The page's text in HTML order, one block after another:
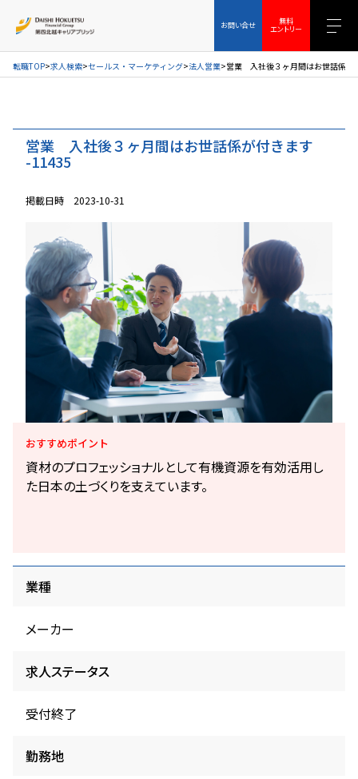
お問い合せ 無料
エントリー
お問い合せ 無料エントリー
転職TOP 求人検索 セールス・マーケティング 法人営業 営業 入社後３ヶ月間はお世話係が
営業 入社後３ヶ月間はお世話係が付きます
-11435
掲載日時 2023-10-31
おすすめポイント
資材のプロフェッショナルとして有機資源を有効活用し
た日本の土づくりを支えています。
業種
メーカー
求人ステータス
受付終了
勤務地